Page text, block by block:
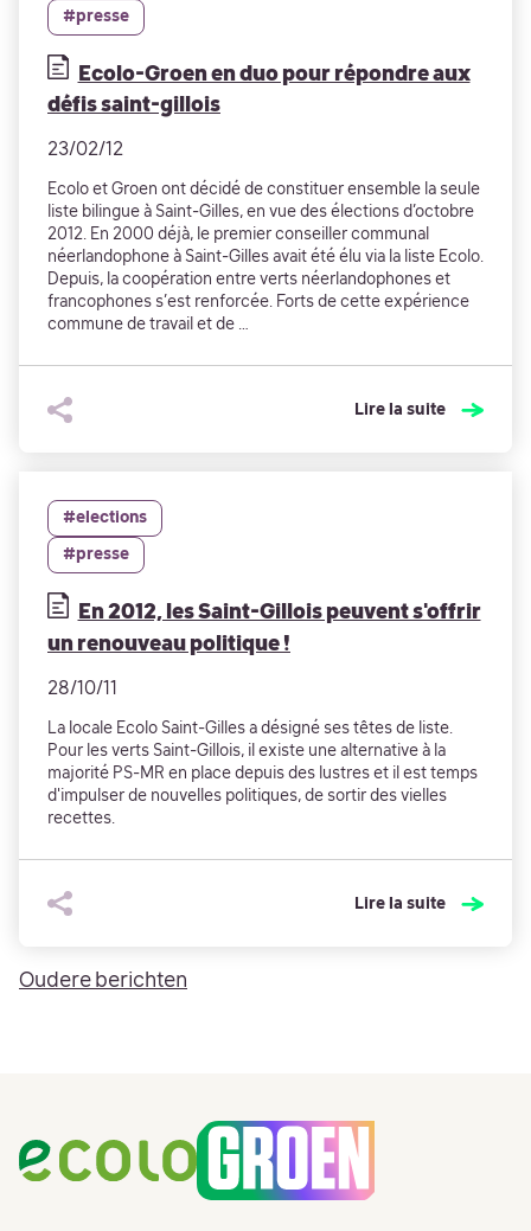
#presse
Ecolo-Groen en duo pour répondre aux
défis saint-gillois
23/02/12
Ecolo et Groen ont décidé de constituer ensemble la seule
liste bilingue à Saint-Gilles, en vue des élections d’octobre
2012. En 2000 déjà, le premier conseiller communal
néerlandophone à Saint-Gilles avait été élu via la liste Ecolo.
Depuis, la coopération entre verts néerlandophones et
francophones s’est renforcée. Forts de cette expérience
commune de travail et de …
Lire la suite
#elections
#presse
En 2012, les Saint-Gillois peuvent s'offrir
un renouveau politique !
28/10/11
La locale Ecolo Saint-Gilles a désigné ses têtes de liste.
Pour les verts Saint-Gillois, il existe une alternative à la
majorité PS-MR en place depuis des lustres et il est temps
d'impulser de nouvelles politiques, de sortir des vielles
recettes.
Lire la suite
Berichtnavigatie
Oudere berichten